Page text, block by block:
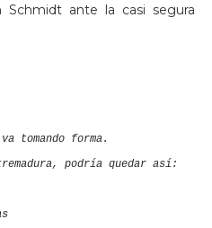
Schmidt ante la casi segura
tomando forma.
podría quedar así: